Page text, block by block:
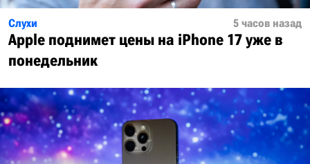
Слухи 5 часов назад
Apple поднимет цены на iPhone 17 уже в
понедельник